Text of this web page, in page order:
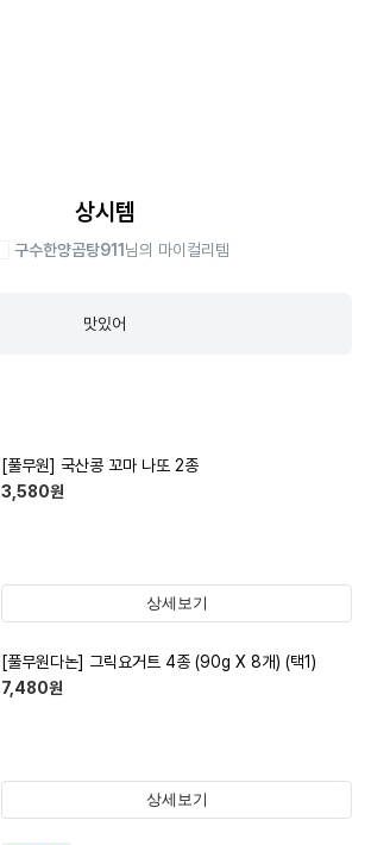
상시템
구수한양곰탕911 님의 마이컬리템
맛있어
[풀무원] 국산콩 꼬마 나또 2종
3,580원
상세보기
[풀무원다논] 그릭요거트 4종 (90g X 8개) (택1)
7,480원
상세보기